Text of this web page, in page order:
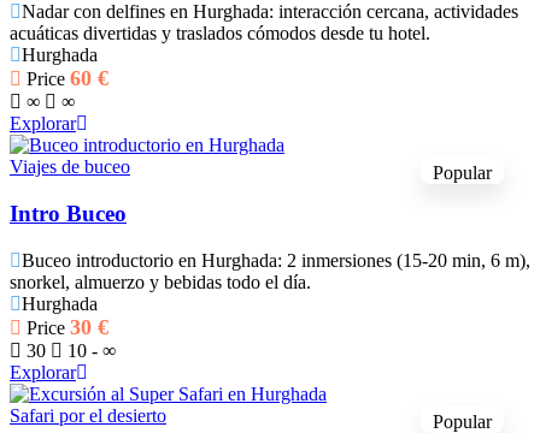
Nadar con delfines en Hurghada: interacción cercana, actividades
acuáticas divertidas y traslados cómodos desde tu hotel.
Hurghada
Price 60 €
∞
∞
Explorar
Popular
Viajes de buceo
Intro Buceo
Buceo introductorio en Hurghada: 2 inmersiones (15-20 min, 6 m),
snorkel, almuerzo y bebidas todo el día.
Hurghada
Price 30 €
30
10 - ∞
Explorar
Popular
Safari por el desierto